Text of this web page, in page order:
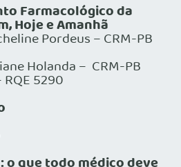
Farmacológico da
Hoje e Amanhã
Pordeus – CRM-PB
Holanda – CRM-PB
5290